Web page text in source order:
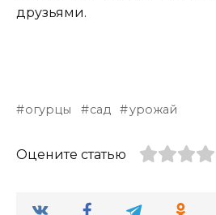
друзьями.
огурцы сад урожай
Оцените статью